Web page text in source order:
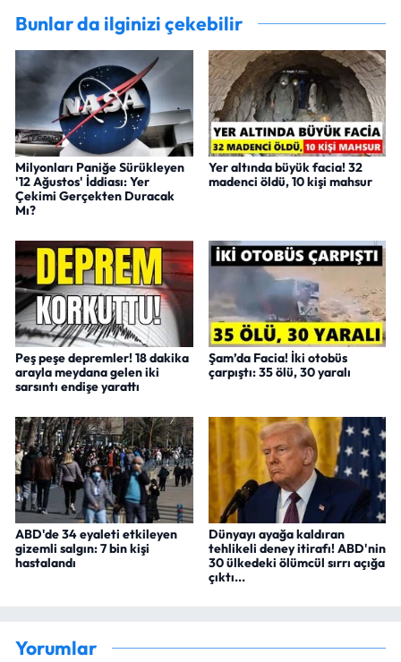
Bunlar da ilginizi çekebilir
Milyonları Paniğe Sürükleyen
'12 Ağustos' İddiası: Yer
Çekimi Gerçekten Duracak
Mı?
Yer altında büyük facia! 32
madenci öldü, 10 kişi mahsur
Peş peşe depremler! 18 dakika
arayla meydana gelen iki
sarsıntı endişe yarattı
Şam’da Facia! İki otobüs
çarpıştı: 35 ölü, 30 yaralı
ABD'de 34 eyaleti etkileyen
gizemli salgın: 7 bin kişi
hastalandı
Dünyayı ayağa kaldıran
tehlikeli deney itirafı! ABD'nin
30 ülkedeki ölümcül sırrı açığa
çıktı...
Yorumlar